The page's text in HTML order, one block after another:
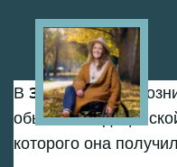
В 30 лет у Дэни
обычной
которого она
Image